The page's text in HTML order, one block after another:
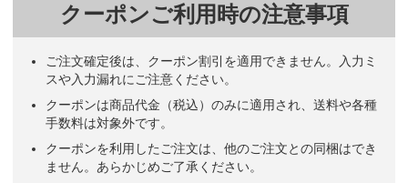
クーポンご利用時の注意事項
ご注文確定後は、クーポン割引を適用できません。入力ミ
スや入力漏れにご注意ください。
クーポンは商品代金（税込）のみに適用され、送料や各種
手数料は対象外です。
クーポンを利用したご注文は、他のご注文との同梱はでき
ません。あらかじめご了承ください。